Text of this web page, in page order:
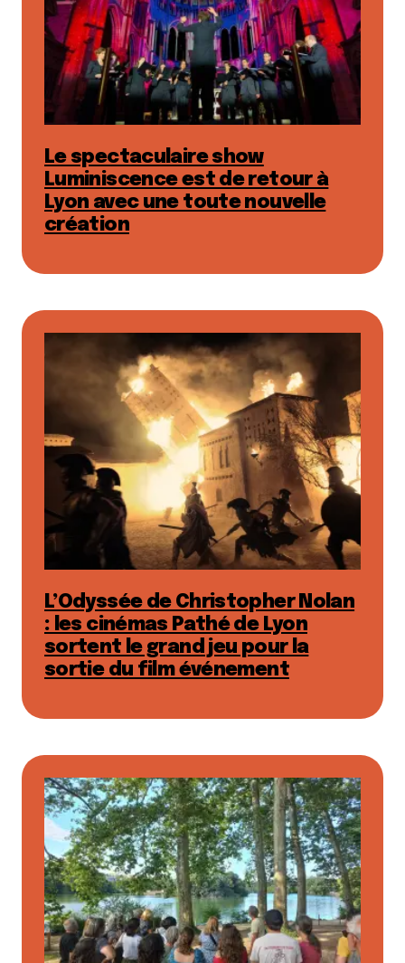
Le spectaculaire show
Luminiscence est de retour à
Lyon avec une toute nouvelle
création
L’Odyssée de Christopher Nolan
: les cinémas Pathé de Lyon
sortent le grand jeu pour la
sortie du film événement